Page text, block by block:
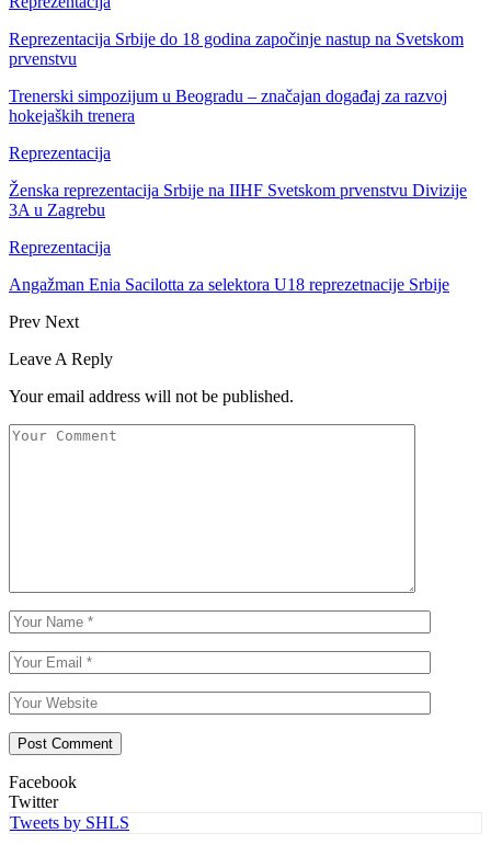
Reprezentacija Srbije do 18 godina započinje nastup na Svetskom
prvenstvu
Trenerski simpozijum u Beogradu – značajan događaj za razvoj
hokejaških trenera
Reprezentacija
Ženska reprezentacija Srbije na IIHF Svetskom prvenstvu Divizije
3A u Zagrebu
Reprezentacija
Angažman Enia Sacilotta za selektora U18 reprezetnacije Srbije
Prev Next
Leave A Reply
Your email address will not be published.
Facebook
Twitter
Tweets by SHLS